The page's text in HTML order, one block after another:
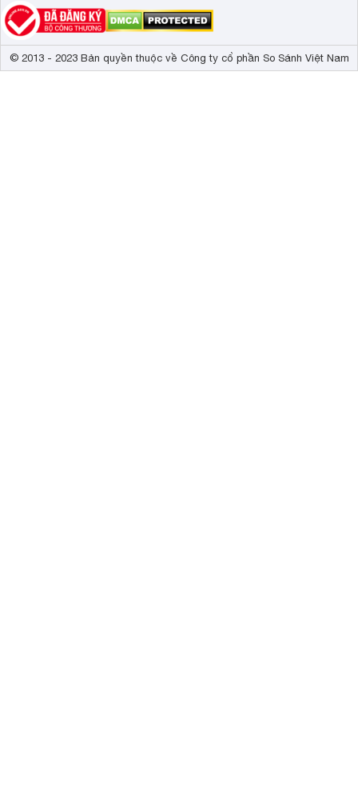
© 2013 - 2023 Bản quyền thuộc về Công ty cổ phần So Sánh Việt Nam